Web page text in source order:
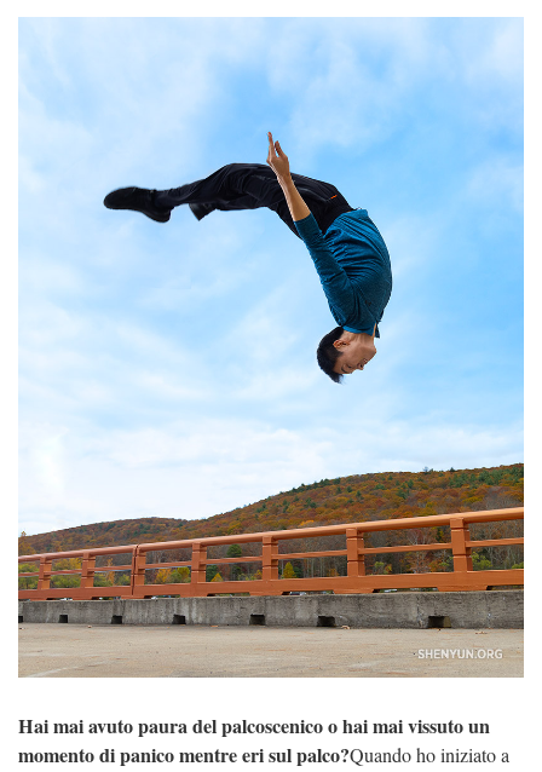
Hai mai avuto paura del palcoscenico o hai mai vissuto un
momento di panico mentre eri sul palco?Quando ho iniziato a